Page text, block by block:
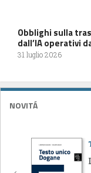
Obblighi sulla
dall’IA operativi
31 luglio 2026
NOVITÁ